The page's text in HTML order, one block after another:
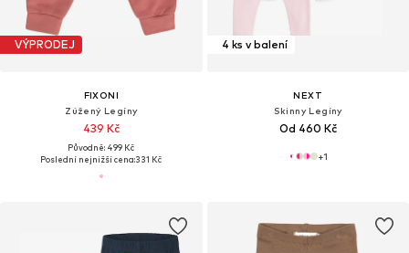
VÝPRODEJ
FIXONI
Zúžený Legíny
439 Kč
Původně: 499 Kč
Poslední nejnižší cena:331 Kč
4 ks v balení
NEXT
Skinny Legíny
Od 460 Kč
+1